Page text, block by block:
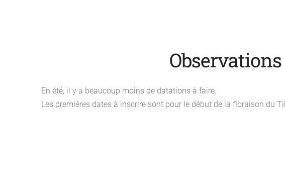
En été, il y a beaucoup moins de datations à faire.
Les premières dates à inscrire sont pour le début de la floraison du